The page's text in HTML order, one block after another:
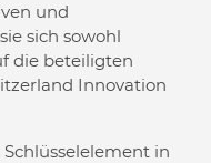
und
sich sowohl
die beteiligten
Innovation
in